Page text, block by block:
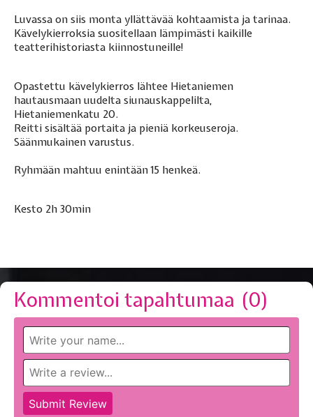
Luvassa on siis monta yllättävää kohtaamista ja tarinaa.
Kävelykierroksia suositellaan lämpimästi kaikille
teatterihistoriasta kiinnostuneille!
Opastettu kävelykierros lähtee Hietaniemen
hautausmaan uudelta siunauskappelilta,
Hietaniemenkatu 20.
Reitti sisältää portaita ja pieniä korkeuseroja.
Säänmukainen varustus.
Ryhmään mahtuu enintään 15 henkeä.
Kesto 2h 30min
Kommentoi tapahtumaa (0)